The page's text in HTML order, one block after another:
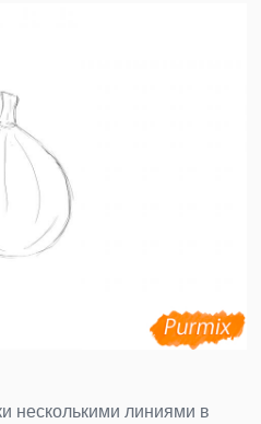
несколькими линиями в